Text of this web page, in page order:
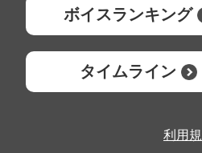
ボイスランキング
タイムライン
利用